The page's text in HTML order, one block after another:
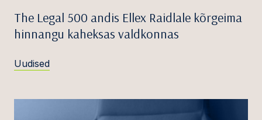
The Legal 500 andis Ellex Raidlale kõrgeima
hinnangu kaheksas valdkonnas
Uudised